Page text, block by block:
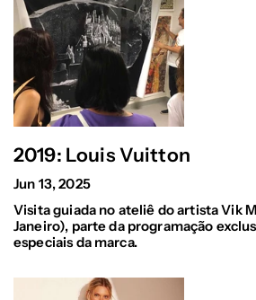
2019: Louis Vuitton
Jun 13, 2025
Visita guiada no ateliê do artista Vik
Janeiro), parte da programação
especiais da marca.